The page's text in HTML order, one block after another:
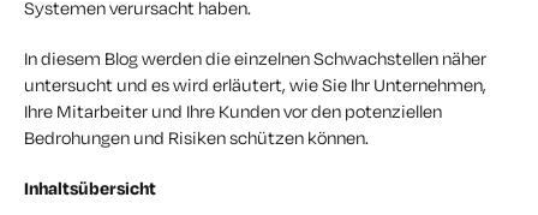
Systemen verursacht haben.
In diesem Blog werden die einzelnen Schwachstellen näher
untersucht und es wird erläutert, wie Sie Ihr Unternehmen,
Ihre Mitarbeiter und Ihre Kunden vor den potenziellen
Bedrohungen und Risiken schützen können.
Inhaltsübersicht